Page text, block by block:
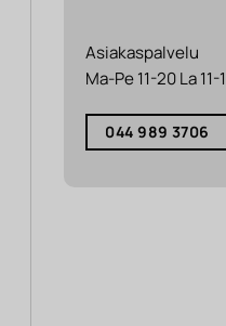
Asiakaspalvelu
Ma-Pe 11-20 La 11-
044 989 3706